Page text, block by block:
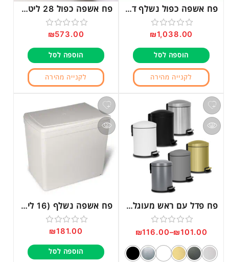
פח אשפה כפול נשלף דגם 295
דורג
0
₪1,038.00
הוספה לסל
לקנייה מהירה
פח אשפה כפול 28 ליטר דגם 222
דורג
0
₪573.00
הוספה לסל
לקנייה מהירה
פח פדל עם ראש מעוגל וסגירה שקטה 3 ליטר דגם G430/3L
דורג
0
מתוך
₪101.00
–
₪116.00
פח אשפה נשלף (16 ליטר) בהרכבה על הדלת, דגם 201
דורג
0
₪181.00
הוספה לסל